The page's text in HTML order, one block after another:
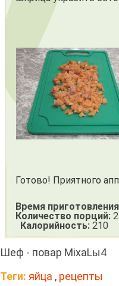
Готово! Приятного
Время
Количество порций:2
Калорийность:210
Шеф - повар MixaLы4
Теги: яйца , рецепты